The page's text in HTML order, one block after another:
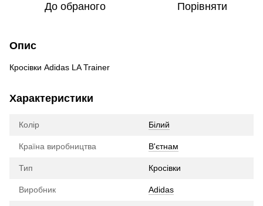
До обраного Порівняти
Опис
Кросівки Adidas LA Trainer
Характеристики
Колір Білий
Країна виробництва В'єтнам
Тип Кросівки
Виробник Adidas